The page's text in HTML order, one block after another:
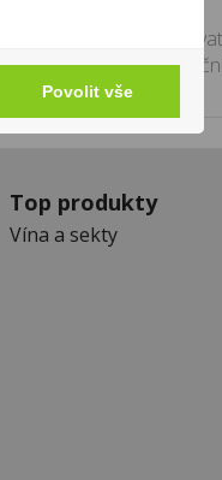
Zde se můžete
neunikne Vám žádná
Top produkty
Vína a sekty
Povolit vše